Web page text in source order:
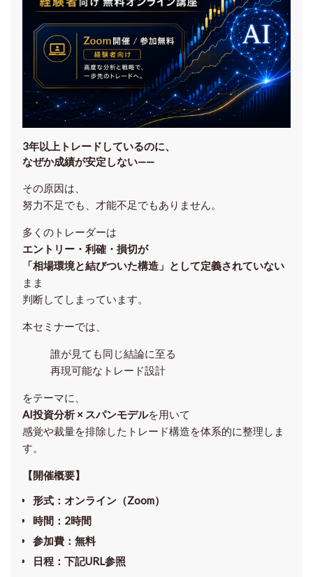
3年以上トレードしているのに、
なぜか成績が安定しない——
その原因は、
努力不足でも、才能不足でもありません。
多くのトレーダーは
エントリー・利確・損切が
「相場環境と結びついた構造」として定義されていない
まま
判断してしまっています。
本セミナーでは、
誰が見ても同じ結論に至る
再現可能なトレード設計
をテーマに、
AI投資分析 × スパンモデルを用いて
感覚や裁量を排除したトレード構造を体系的に整理しま
す。
【開催概要】
形式：オンライン（Zoom）
時間 ：2時間
参加費：無料
日程：下記URL参照